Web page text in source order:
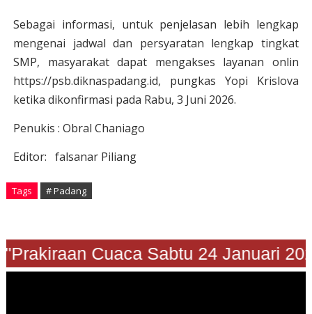
Sebagai informasi, untuk penjelasan lebih lengkap
mengenai jadwal dan persyaratan lengkap tingkat
SMP, masyarakat dapat mengakses layanan onlin
https://psb.diknaspadang.id, pungkas Yopi Krislova
ketika dikonfirmasi pada Rabu, 3 Juni 2026.
Penukis : Obral Chaniago
Editor: falsanar Piliang
Tags # Padang
Cuaca Sabtu 24 Januari